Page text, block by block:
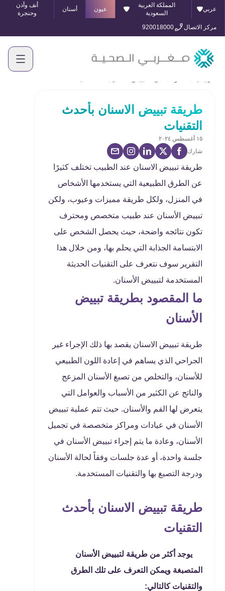
عربي
المملكة العربية
السعودية
عيون أسنان
أنف وأذن
وحنجرة
مركز الاتصال
920018000
طريقة تبييض الاسنان بأحدث
التقنيات
١٥ أغسطس ٢٠٢٤
شارك
طريقة تبييض الاسنان عند الطبيب تختلف كثيرًا
عن الطرق الطبيعية التي يستخدمها الأشخاص
في المنزل، ولكل طريقة مميزات وعيوب، ولكن
تبييض الأسنان عند طبيب متخصص ومحترف
تكون نتائجه واضحة، حيث يحصل الشخص على
الابتسامة الجذابة التي يحلم بها، ومن خلال هذا
التقرير سوف نتعرف على التقنيات الحديثة
المستخدمة لتبييض الأسنان.
ما المقصود بطريقة تبييض
الأسنان
طريقة تبييض الاسنان يقصد بها ذلك الإجراء غير
الجراحي الذي يساهم في إعادة اللون الطبيعي
للأسنان، والتخلص من تصبغ الأسنان المزعج
والناتج عن الكثير من الأسباب والعوامل التي
يتعرض لها الفم والأسنان. حيث تتم عملية تبييض
الأسنان في عيادات ومراكز متخصصة في تجميل
الأسنان، وعادة ما يتم إجراء تبييض الأسنان في
جلسة واحدة، أو عدة جلسات وفقاً لحالة الأسنان
ودرجة التصبغ بها والتقنيات المستخدمة.
طريقة تبييض الاسنان بأحدث
التقنيات
يوجد أكثر من طريقة لتبييض الأسنان
المتصبغة ويمكن التعرف على تلك الطرق
والتقنيات كالتالي: